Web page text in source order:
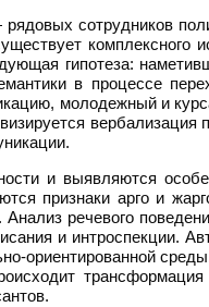
сотрудников
комплексного
гипотеза:
в процессе
молодежный и
вербализация
и выявляются
признаки арго и
речевого
и интроспекции.
ориентированной